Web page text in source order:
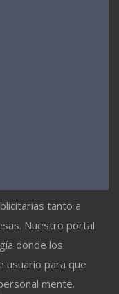
tanto a
Nuestro portal
donde los
usuario para que
mente.